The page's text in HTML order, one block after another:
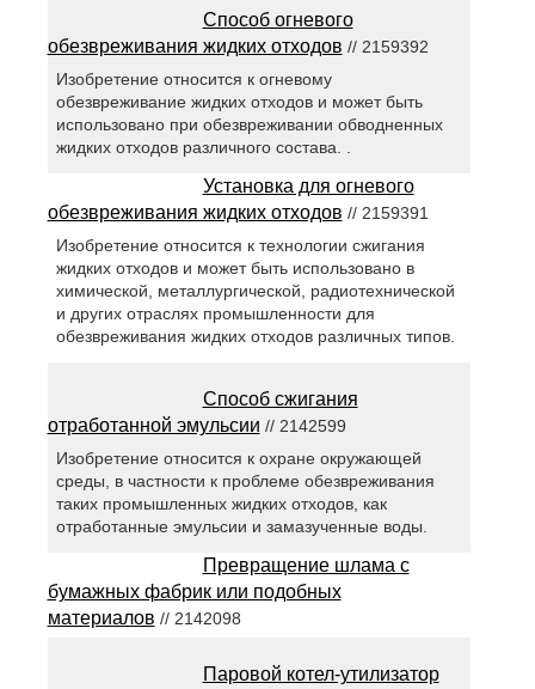
Способ огневого
обезвреживания жидких отходов // 2159392
Изобретение относится к огневому
обезвреживание жидких отходов и может быть
использовано при обезвреживании обводненных
жидких отходов различного состава. .
Установка для огневого
обезвреживания жидких отходов // 2159391
Изобретение относится к технологии сжигания
жидких отходов и может быть использовано в
химической, металлургической, радиотехнической
и других отраслях промышленности для
обезвреживания жидких отходов различных типов.
Способ сжигания
отработанной эмульсии // 2142599
Изобретение относится к охране окружающей
среды, в частности к проблеме обезвреживания
таких промышленных жидких отходов, как
отработанные эмульсии и замазученные воды.
Превращение шлама с
бумажных фабрик или подобных
материалов // 2142098
Паровой котел-утилизатор